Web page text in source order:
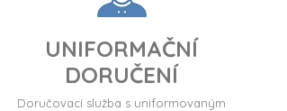
UNIFORMAČNÍ
DORUČENÍ
Doručovací služba s uniformovaným